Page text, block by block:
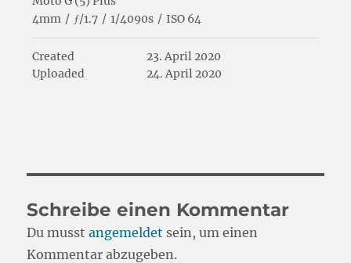
4mm / ƒ/1.7 / 1/4090s / ISO 64
Created
23. April 2020
Uploaded
24. April 2020
Schreibe einen Kommentar
Du musstangemeldet sein, um einen
Kommentar abzugeben.